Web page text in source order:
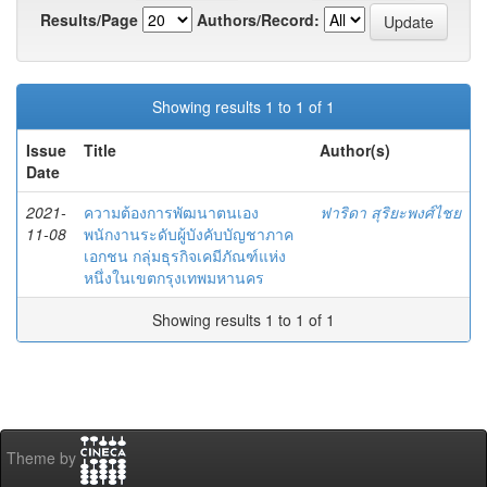
Results/Page
Authors/Record:
Showing results 1 to 1 of 1
Issue
Date
Title Author(s)
2021-
11-08
ความต้องการพัฒนาตนเอง
พนักงานระดับผู้บังคับบัญชาภาค
เอกชน กลุ่มธุรกิจเคมีภัณฑ์แห่ง
หนึ่งในเขตกรุงเทพมหานคร
ฟาริดา สุริยะพงศ์ไชย
Showing results 1 to 1 of 1
Theme by